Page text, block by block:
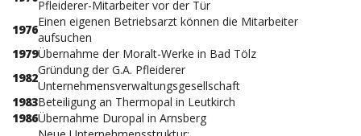
Pfleiderer-Mitarbeiter vor der Tür
1976
Einen eigenen Betriebsarzt können die Mitarbeiter
aufsuchen
1979Übernahme der Moralt-Werke in Bad Tölz
1982
Gründung der G.A. Pfleiderer
Unternehmensverwaltungsgesellschaft
1983Beteiligung an Thermopal in Leutkirch
1986Übernahme Duropal in Arnsberg